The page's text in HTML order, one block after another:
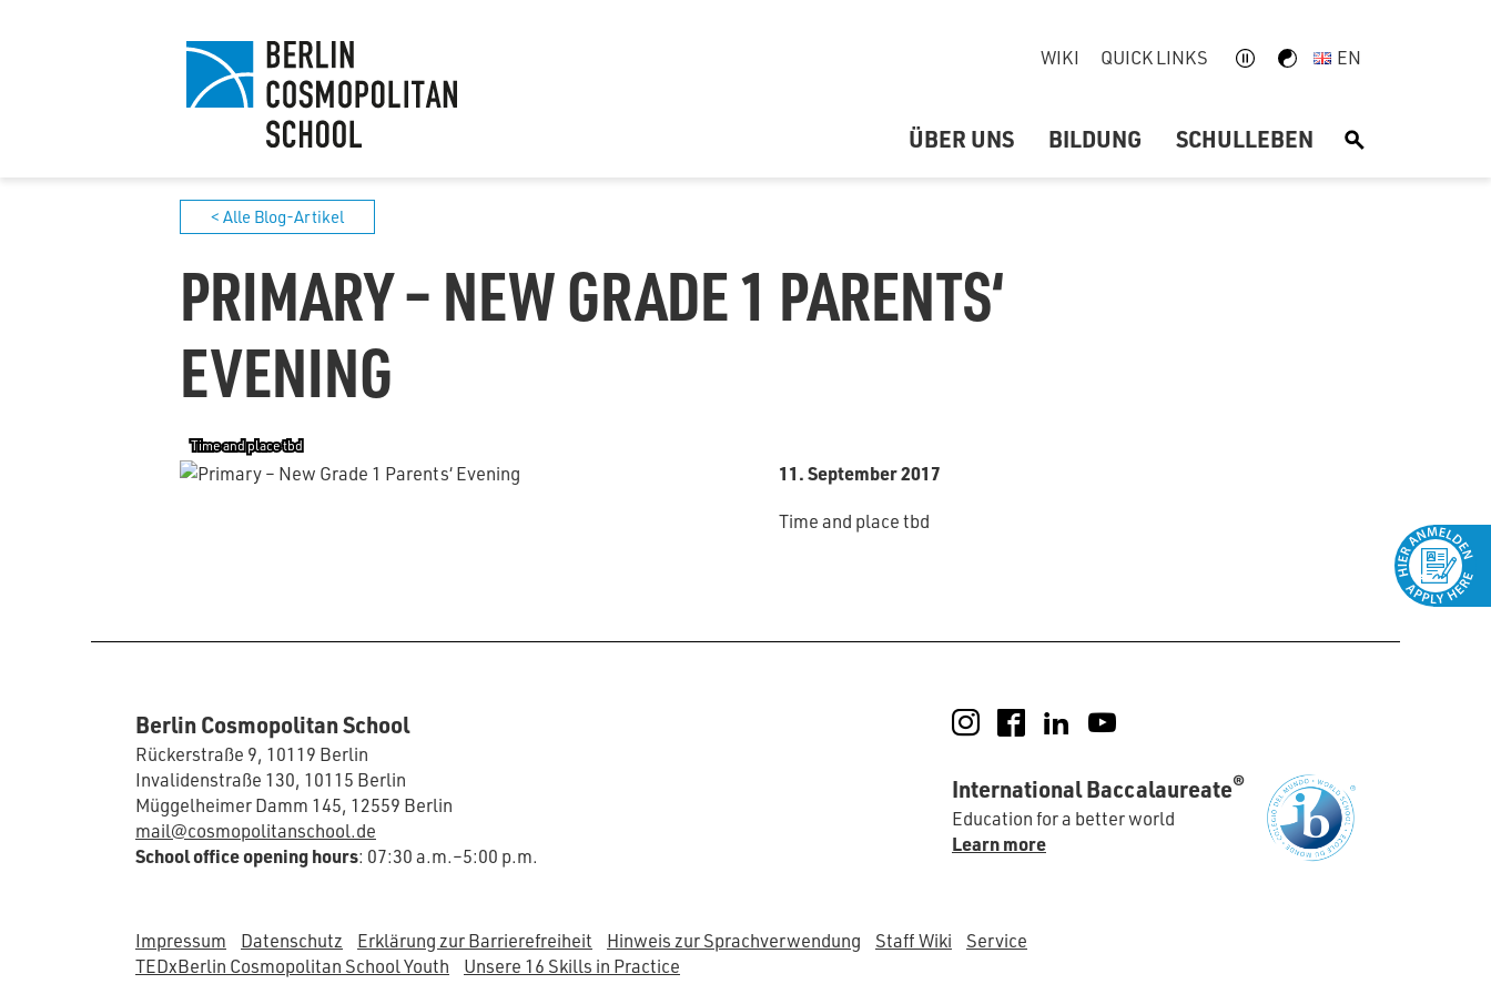
WIKI QUICK LINKS EN
ÜBER UNS BILDUNG SCHULLEBEN S
< Alle Blog-Artikel
PRIMARY – NEW GRADE 1 PARENTS‘
EVENING
Time and place tbd
11. September 2017
Time and place tbd
Berlin Cosmopolitan School
Rückerstraße 9, 10119 Berlin
Invalidenstraße 130, 10115 Berlin
Müggelheimer Damm 145, 12559 Berlin
mail@cosmopolitanschool.de
School office opening hours: 07:30 a.m.–5:00 p.m.
Instagram
FacebookLinkedIn
International Baccalaureate®
Education for a better world
Learn more
Impressum Datenschutz Erklärung zur Barrierefreiheit Hinweis zur Sprachverwendung Staff Wiki
Service
TEDxBerlin Cosmopolitan School Youth
Unsere 16 Skills in Practice